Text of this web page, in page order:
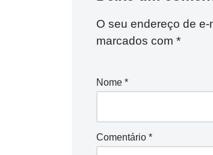
O seu endereço de
marcados com *
Nome *
Comentário *